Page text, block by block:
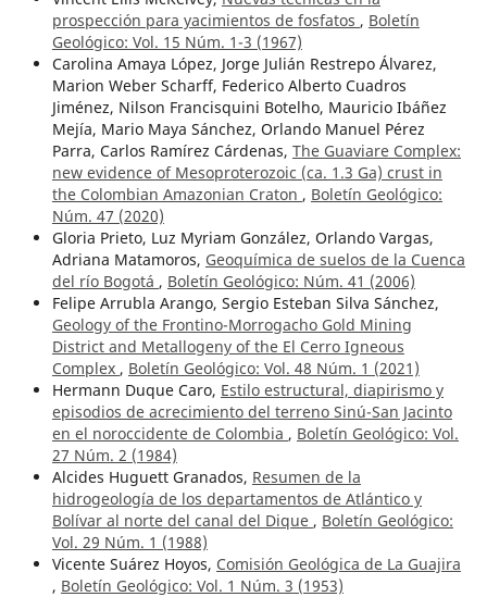
prospección para yacimientos de fosfatos , Boletín
Geológico: Vol. 15 Núm. 1-3 (1967)
Carolina Amaya López, Jorge Julián Restrepo Álvarez,
Marion Weber Scharff, Federico Alberto Cuadros
Jiménez, Nilson Francisquini Botelho, Mauricio Ibáñez
Mejía, Mario Maya Sánchez, Orlando Manuel Pérez
Parra, Carlos Ramírez Cárdenas, The Guaviare Complex:
new evidence of Mesoproterozoic (ca. 1.3 Ga) crust in
the Colombian Amazonian Craton , Boletín Geológico:
Núm. 47 (2020)
Gloria Prieto, Luz Myriam González, Orlando Vargas,
Adriana Matamoros, Geoquímica de suelos de la Cuenca
del río Bogotá , Boletín Geológico: Núm. 41 (2006)
Felipe Arrubla Arango, Sergio Esteban Silva Sánchez,
Geology of the Frontino-Morrogacho Gold Mining
District and Metallogeny of the El Cerro Igneous
Complex , Boletín Geológico: Vol. 48 Núm. 1 (2021)
Hermann Duque Caro, Estilo estructural, diapirismo y
episodios de acrecimiento del terreno Sinú-San Jacinto
en el noroccidente de Colombia , Boletín Geológico: Vol.
27 Núm. 2 (1984)
Alcides Huguett Granados, Resumen de la
hidrogeología de los departamentos de Atlántico y
Bolívar al norte del canal del Dique , Boletín Geológico:
Vol. 29 Núm. 1 (1988)
Vicente Suárez Hoyos, Comisión Geológica de La Guajira
, Boletín Geológico: Vol. 1 Núm. 3 (1953)